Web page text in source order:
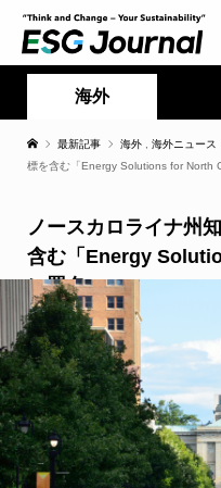
海外
最新記事 海外 海外ニュース
標を含む「Energy Solutions for North
ノースカロライナ州
含む「Energy
に署名